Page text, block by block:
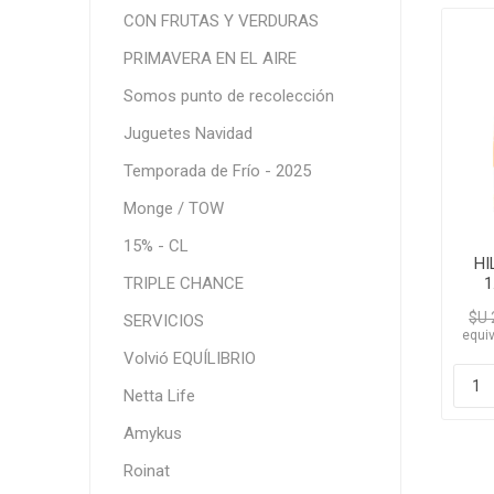
$U
CON FRUTAS Y VERDURAS
PRIMAVERA EN EL AIRE
Somos punto de recolección
Juguetes Navidad
Temporada de Frío - 2025
Monge / TOW
15% - CL
TRIPLE CHANCE
SERVICIOS
Volvió EQUÍLIBRIO
Netta Life
Amykus
Roinat